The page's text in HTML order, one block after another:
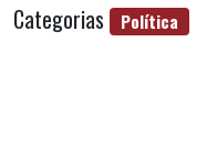
Categorias Política